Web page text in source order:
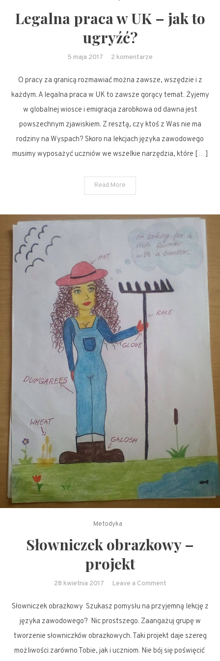
Legalna praca w UK – jak to
ugryźć?
5 maja 2017 2 komentarze
praca
w
UK
to
ugryźć?
O pracy za granicą rozmawiać można zawsze, wszędzie i z
każdym. A legalna praca w UK to zawsze gorący temat. Żyjemy
w globalnej wiosce i emigracja zarobkowa od dawna jest
powszechnym zjawiskiem. Z resztą, czy ktoś z Was nie ma
rodziny na Wyspach? Skoro na lekcjach języka zawodowego
musimy wyposażyć uczniów we wszelkie narzędzia, które […]
Read More
Metodyka
Słowniczek obrazkowy –
projekt
28 kwietnia 2017 Leave a Commenton
obrazkowy
–
projekt
Słowniczek obrazkowy Szukasz pomysłu na przyjemną lekcję z
języka zawodowego? Nic prostszego. Zaangażuj grupę w
tworzenie słowniczków obrazkowych. Taki projekt daje szereg
możliwości zarówno Tobie, jak i uczniom. Nie bój się poświęcić